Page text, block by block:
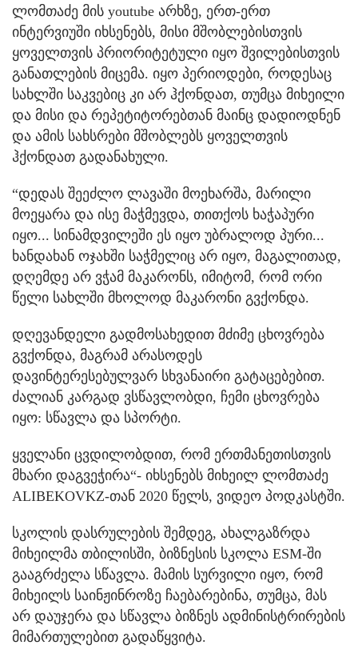
ლომთაძე მის youtube არხზე, ერთ-ერთ
ინტერვიუში იხსენებს, მისი მშობლებისთვის
ყოველთვის პრიორიტეტული იყო შვილებისთვის
განათლების მიცემა. იყო პერიოდები, როდესაც
სახლში საკვებიც კი არ ჰქონდათ, თუმცა მიხეილი
და მისი და რეპეტიტორებთან მაინც დადიოდნენ
და ამის სახსრები მშობლებს ყოველთვის
ჰქონდათ გადანახული.
“დედას შეეძლო ლავაში მოეხარშა, მარილი
მოეყარა და ისე მაჭმევდა, თითქოს ხაჭაპური
იყო... სინამდვილეში ეს იყო უბრალოდ პური...
ხანდახან ოჯახში საჭმელიც არ იყო, მაგალითად,
დღემდე არ ვჭამ მაკარონს, იმიტომ, რომ ორი
წელი სახლში მხოლოდ მაკარონი გვქონდა.
დღევანდელი გადმოსახედით მძიმე ცხოვრება
გვქონდა, მაგრამ არასოდეს
დავინტერესებულვარ სხვანაირი გატაცებებით.
ძალიან კარგად ვსწავლობდი, ჩემი ცხოვრება
იყო: სწავლა და სპორტი.
ყველანი ცვდილობდით, რომ ერთმანეთისთვის
მხარი დაგვეჭირა“- იხსენებს მიხეილ ლომთაძე
ALIBEKOVKZ-თან 2020 წელს, ვიდეო პოდკასტში.
სკოლის დასრულების შემდეგ, ახალგაზრდა
მიხეილმა თბილისში, ბიზნესის სკოლა ESM-ში
გააგრძელა სწავლა. მამის სურვილი იყო, რომ
მიხეილს საინჟინროზე ჩაებარებინა, თუმცა, მას
არ დაუჯერა და სწავლა ბიზნეს ადმინისტრირების
მიმართულებით გადაწყვიტა.